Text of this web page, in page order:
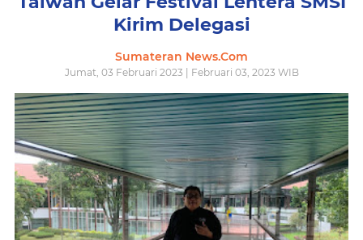
Kirim Delegasi
Sumateran News.Com
Jumat, 03 Februari 2023 | Februari 03, 2023 WIB